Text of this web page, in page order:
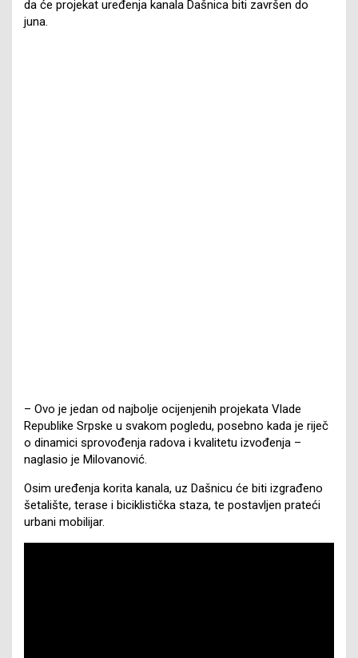
da će projekat uređenja kanala Dašnica biti završen do
juna.
– Ovo je jedan od najbolje ocijenjenih projekata Vlade
Republike Srpske u svakom pogledu, posebno kada je riječ
o dinamici sprovođenja radova i kvalitetu izvođenja –
naglasio je Milovanović.
Osim uređenja korita kanala, uz Dašnicu će biti izgrađeno
šetalište, terase i biciklistička staza, te postavljen prateći
urbani mobilijar.